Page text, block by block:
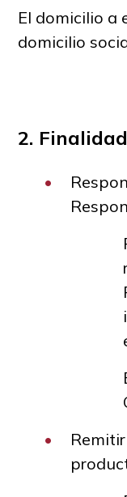
El domicilio a
domicilio
2.